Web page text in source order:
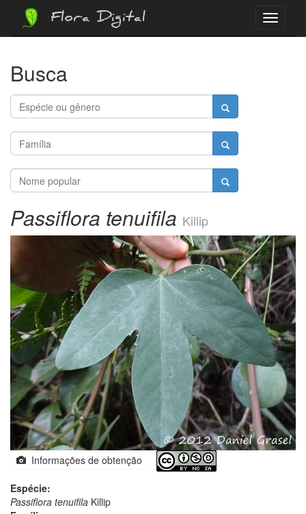
Menu
Flora Digital
Busca
Passiflora tenuifila Killip
Informações de obtenção
Espécie:
Passiflora tenuifila Killip